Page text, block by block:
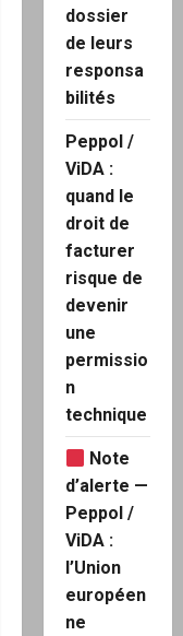
dossier
de leurs
responsa
bilités
Peppol /
ViDA :
quand le
droit de
facturer
risque de
devenir
une
permissio
n
technique
Note
d’alerte —
Peppol /
ViDA :
l’Union
européen
ne